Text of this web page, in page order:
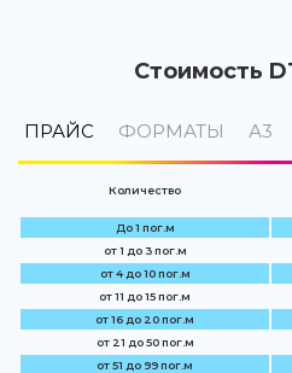
Стоимость
ПРАЙС ФОРМАТЫ А3
Количество
До 1 пог.м
от 1 до 3 пог.м
от 4 до 10 пог.м
от 11 до 15 пог.м
от 16 до 20 пог.м
от 21 до 50 пог.м
от 51 до 99 пог.м